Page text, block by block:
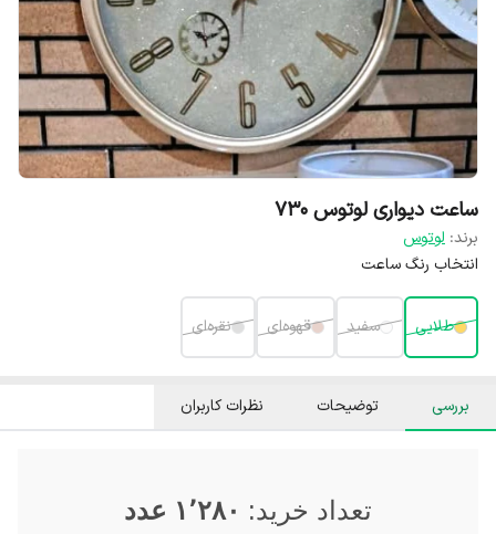
ساعت دیواری لوتوس 730
برند: لوتوس
انتخاب رنگ ساعت
طلایی سفید قهوه‌ای نقره‌ای
بررسی توضیحات نظرات کاربران
تعداد خرید: ۱٬۲۸۰ عدد